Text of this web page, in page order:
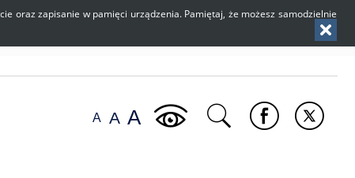
oraz zapisanie w pamięci urządzenia. Pamiętaj, że możesz samodzielnie